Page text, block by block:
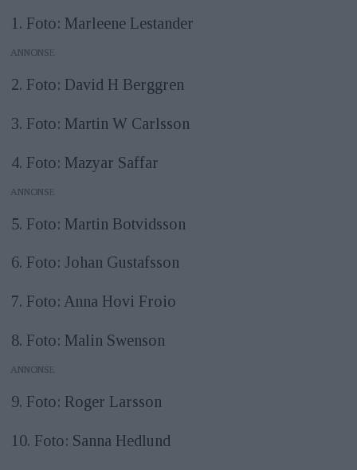
089 augMartin von Krogh
1. Foto: Marleene Lestander
ANNONS
2. Foto: David H Berggren
3. Foto: Martin W Carlsson
4. Foto: Mazyar Saffar
ANNONS
5. Foto: Martin Botvidsson
6. Foto: Johan Gustafsson
7. Foto: Anna Hovi Froio
8. Foto: Malin Swenson
ANNONS
9. Foto: Roger Larsson
10. Foto: Sanna Hedlund